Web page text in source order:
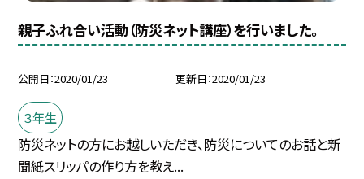
親子ふれ合い活動（防災ネット講座）を行いました。
公開日 2020/01/23 更新日 2020/01/23
３年生
防災ネットの方にお越しいただき、防災についてのお話と新
聞紙スリッパの作り方を教え...